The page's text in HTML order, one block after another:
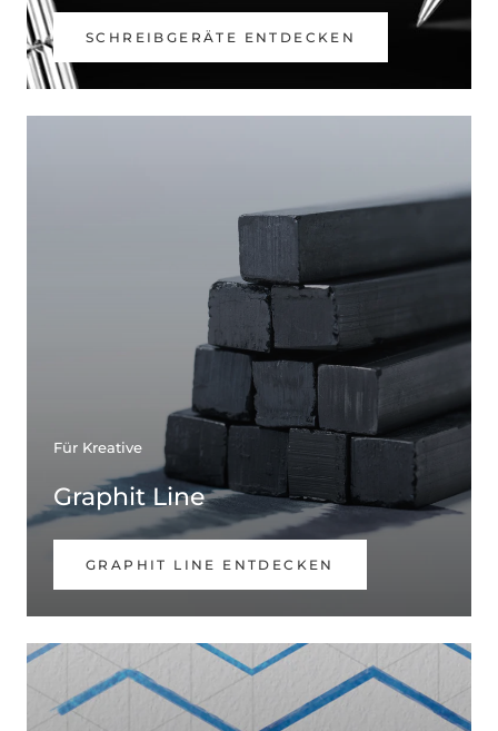
SCHREIBGERÄTE ENTDECKEN
Für Kreative
Graphit Line
GRAPHIT LINE ENTDECKEN